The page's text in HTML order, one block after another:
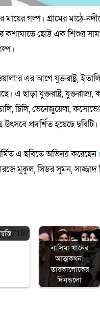
গল্প। গ্রামের মাঠে-
কশাঘাতে ছোট্ট এক শিশুর
এর আগে যুক্তরাষ্ট্র,
এ ছাড়া যুক্তরাষ্ট্র,
চিলি, ভেনেজুয়েলা,
প্রদর্শিত হয়েছে
এ ছবিতে অভিনয় করেছেন
মুকুল, সিডর সুমন, সাজ্জাদ
২০২৩’
নাসিমা খানের
আত্মকথন:
তারকালোকের
দিনগুলো